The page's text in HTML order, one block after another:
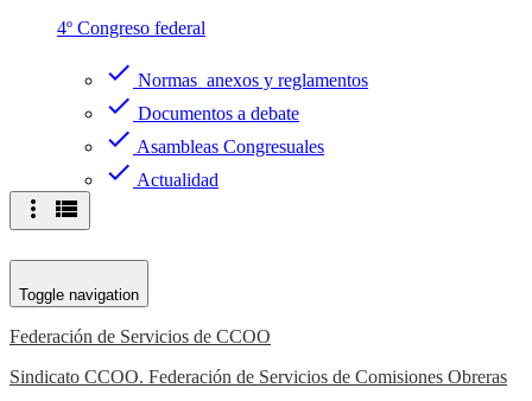
4º Congreso federal
check Normas anexos y reglamentos
check Documentos a debate
check Asambleas Congresuales
check Actualidad
more_vert view_list
Toggle navigation
Federación de Servicios de CCOO
Sindicato CCOO. Federación de Servicios de Comisiones Obreras